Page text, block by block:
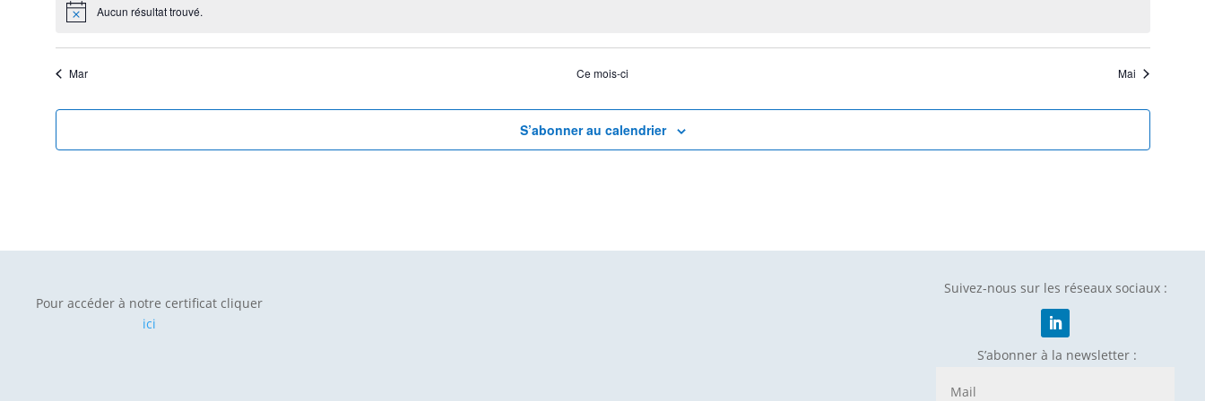
Aucun résultat trouvé.
Mar Ce mois-ci Mai
S’abonner au calendrier
Pour accéder à notre certificat cliquer
ici
Suivez-nous sur les réseaux sociaux :
S’abonner à la newsletter :